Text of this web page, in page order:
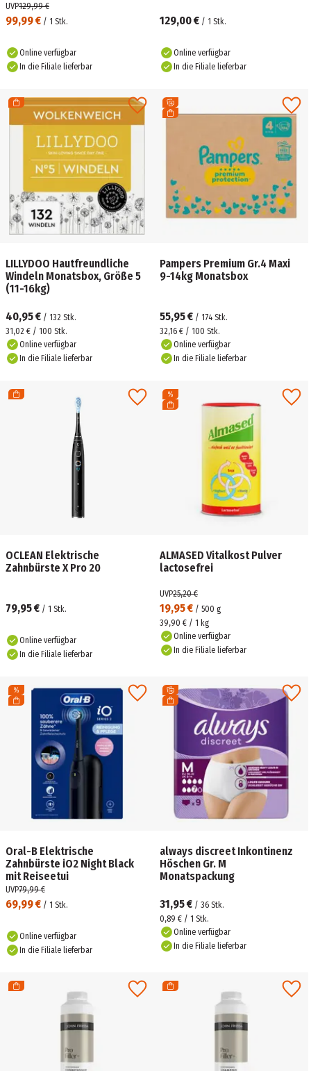
99,99 € / 1 Stk.
UVP129,99 €
Online verfügbar
In die Filiale lieferbar
129,00 € / 1 Stk.
Online verfügbar
In die Filiale lieferbar
LILLYDOO Hautfreundliche
Windeln Monatsbox, Größe 5
(11-16kg)
40,95 € / 132 Stk.
31,02 € / 100 Stk.
Online verfügbar
In die Filiale lieferbar
Pampers Premium Gr.4 Maxi
9-14kg Monatsbox
55,95 € / 174 Stk.
32,16 € / 100 Stk.
Online verfügbar
In die Filiale lieferbar
OCLEAN Elektrische
Zahnbürste X Pro 20
79,95 € / 1 Stk.
Online verfügbar
In die Filiale lieferbar
ALMASED Vitalkost Pulver
lactosefrei
19,95 € / 500 g
UVP25,20 €
39,90 € / 1 kg
Online verfügbar
In die Filiale lieferbar
Oral-B Elektrische
Zahnbürste iO2 Night Black
mit Reiseetui
69,99 € / 1 Stk.
UVP79,99 €
Online verfügbar
In die Filiale lieferbar
always discreet Inkontinenz
Höschen Gr. M
Monatspackung
31,95 € / 36 Stk.
0,89 € / 1 Stk.
Online verfügbar
In die Filiale lieferbar